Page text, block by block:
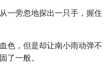
一旁忽地探出一只手，握住
色，但是却让南小雨动弹不
了一般。